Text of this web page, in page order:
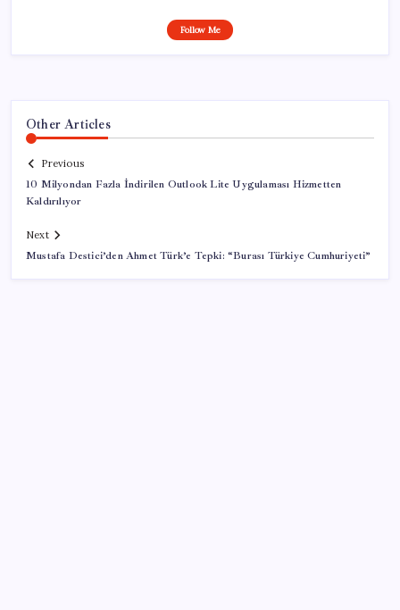
Follow Me
Other Articles
Previous
10 Milyondan Fazla İndirilen Outlook Lite Uygulaması Hizmetten
Kaldırılıyor
Next
Mustafa Destici’den Ahmet Türk’e Tepki: “Burası Türkiye Cumhuriyeti”